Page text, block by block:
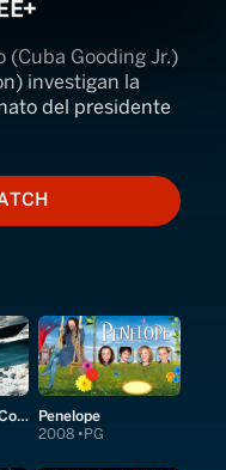
(Cuba Gooding Jr.)
investigan la
del presidente
TO WATCH
Speed 2: Cruise Control Penelope
2008 PG